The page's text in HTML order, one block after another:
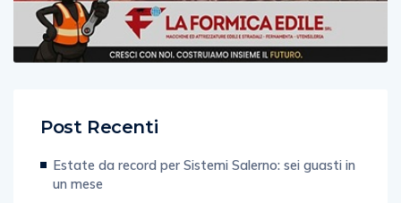
Post Recenti
Estate da record per Sistemi Salerno: sei guasti in
un mese